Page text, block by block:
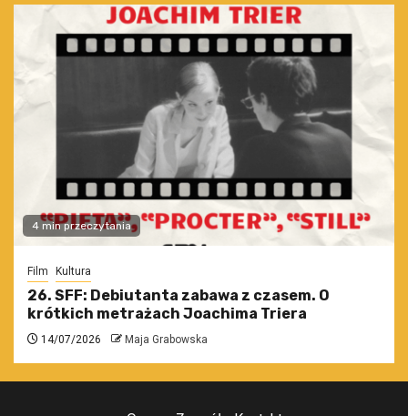
4 min przeczytania
Film Kultura
26. SFF: Debiutanta zabawa z czasem. O
krótkich metrażach Joachima Triera
14/07/2026 Maja Grabowska